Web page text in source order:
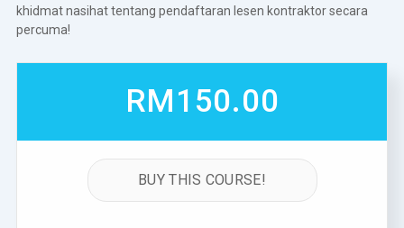
khidmat nasihat tentang pendaftaran lesen kontraktor secara
percuma!
RM150.00
BUY THIS COURSE!